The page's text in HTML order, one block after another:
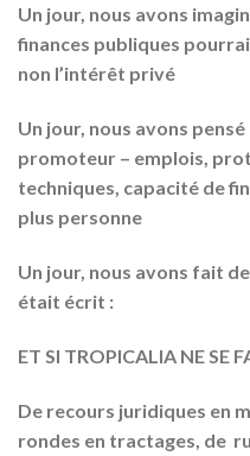
Un jour, nous avons
finances publiques
non l’intérêt privé
Un jour, nous avons pensé
promoteur – emplois,
techniques, capacité de
plus personne
Un jour, nous avons fait
était écrit :
ET SI TROPICALIA NE SE
De recours juridiques en
rondes en tractages, de